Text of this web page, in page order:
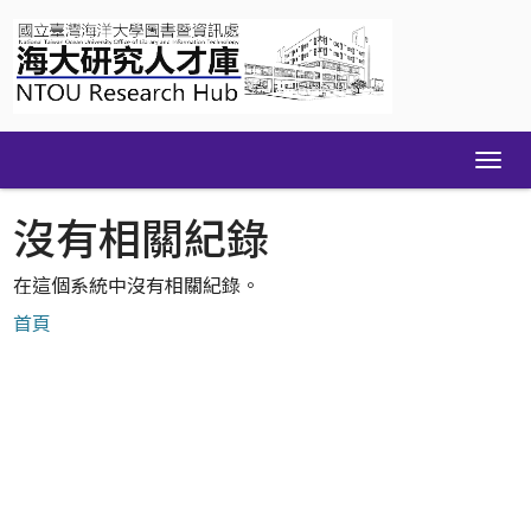
navigation
沒有相關紀錄
在這個系統中沒有相關紀錄。
首頁